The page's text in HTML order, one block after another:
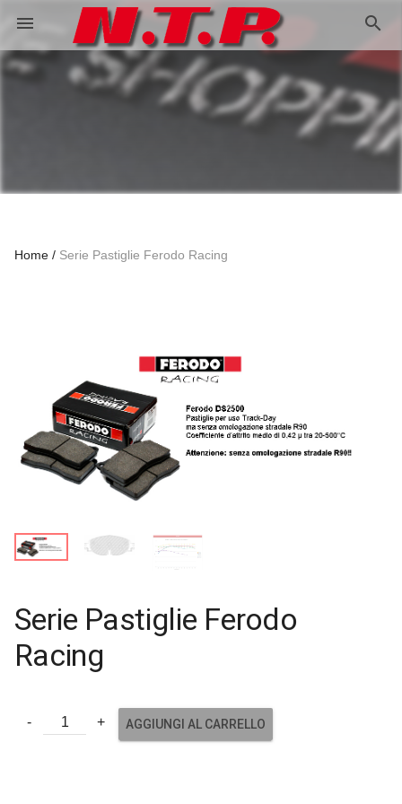
menu search
Home Serie Pastiglie Ferodo Racing
Serie Pastiglie Ferodo
Racing
AGGIUNGI AL CARRELLO